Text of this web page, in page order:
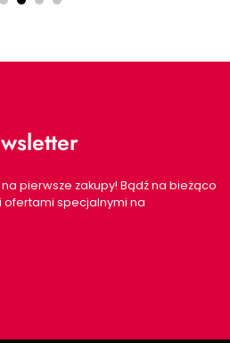
pierwsze zakupy! Bądź na bieżąco
ofertami specjalnymi na